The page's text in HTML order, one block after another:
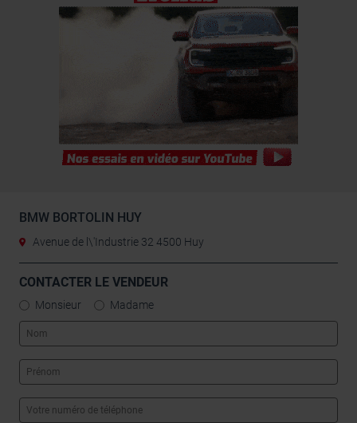
BMW BORTOLIN HUY
Avenue de l\'Industrie 32 4500 Huy
CONTACTER LE VENDEUR
Monsieur Madame